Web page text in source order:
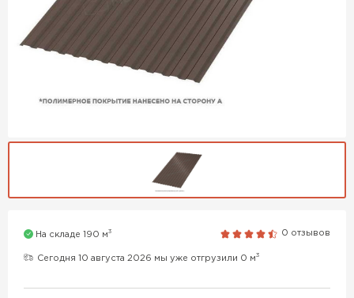
На складе 190 м3 0 отзывов
Сегодня 10 августа 2026 мы уже отгрузили 0 м3